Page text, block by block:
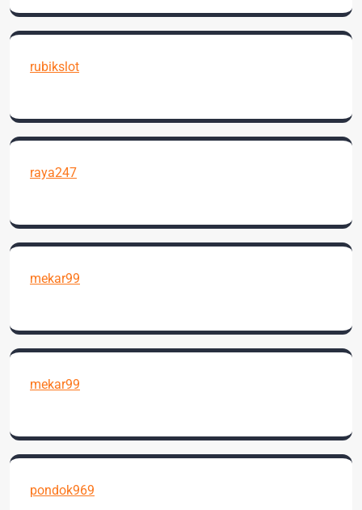
rubikslot
raya247
mekar99
mekar99
pondok969